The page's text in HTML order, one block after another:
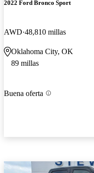
2022 Ford Bronco Sport
AWD 48,810 millas
Oklahoma City, OK
89 millas
Buena oferta